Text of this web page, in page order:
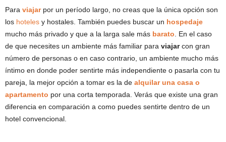
Para viajarpor un período largo, no creas que la única opción son
los hoteles y hostales. También puedes buscar un hospedaje
mucho más privado y que a la larga sale más barato . En el caso
de que necesites un ambiente más familiar para viajarcon gran
número de personas o en caso contrario, un ambiente mucho más
íntimo en donde poder sentirte más independiente o pasarla con tu
pareja, la mejor opción a tomar es la de alquilar una casa o
apartamento por una corta temporada. Verás que existe una gran
diferencia en comparación a como puedes sentirte dentro de un
hotel convencional.